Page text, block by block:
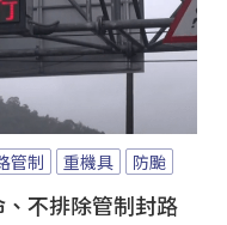
管制 重機具 防颱
不排除管制封路